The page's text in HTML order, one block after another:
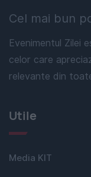
Cel mai bun
Evenimentul Zilei
celor care
relevante din
Utile
Media KIT